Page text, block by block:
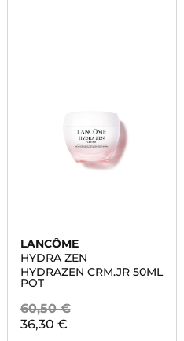
LANCÔME
HYDRA ZEN
HYDRAZEN CRM.JR 50ML
POT
60,50 €
36,30 €